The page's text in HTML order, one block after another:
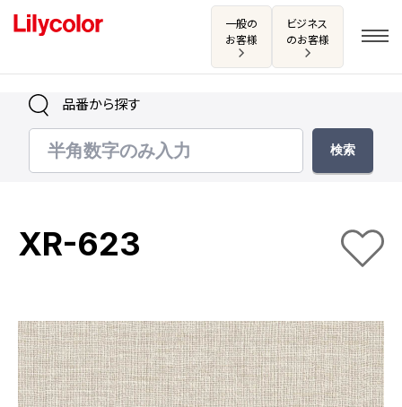
一般の
お客様
ビジネス
のお客様
ログイン・新規会員登録
お気に入り
商品を探す
商品を探す トップ
壁紙
カタログ一覧
品番から探す
XR-623